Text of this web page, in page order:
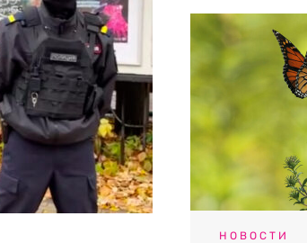
НОВОСТИ